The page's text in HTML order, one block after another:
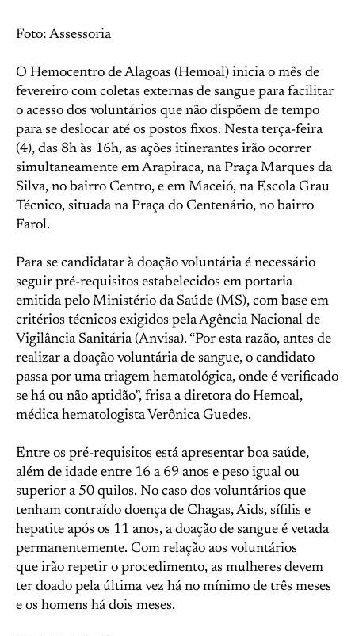
Foto: Assessoria
O Hemocentro de Alagoas (Hemoal) inicia o mês de
fevereiro com coletas externas de sangue para facilitar
o acesso dos voluntários que não dispõem de tempo
para se deslocar até os postos fixos. Nesta terça-feira
(4), das 8h às 16h, as ações itinerantes irão ocorrer
simultaneamente em Arapiraca, na Praça Marques da
Silva, no bairro Centro, e em Maceió, na Escola Grau
Técnico, situada na Praça do Centenário, no bairro
Farol.
Para se candidatar à doação voluntária é necessário
seguir pré-requisitos estabelecidos em portaria
emitida pelo Ministério da Saúde (MS), com base em
critérios técnicos exigidos pela Agência Nacional de
Vigilância Sanitária (Anvisa). “Por esta razão, antes de
realizar a doação voluntária de sangue, o candidato
passa por uma triagem hematológica, onde é verificado
se há ou não aptidão”, frisa a diretora do Hemoal,
médica hematologista Verônica Guedes.
Entre os pré-requisitos está apresentar boa saúde,
além de idade entre 16 a 69 anos e peso igual ou
superior a 50 quilos. No caso dos voluntários que
tenham contraído doença de Chagas, Aids, sífilis e
hepatite após os 11 anos, a doação de sangue é vetada
permanentemente. Com relação aos voluntários
que irão repetir o procedimento, as mulheres devem
ter doado pela última vez há no mínimo de três meses
e os homens há dois meses.